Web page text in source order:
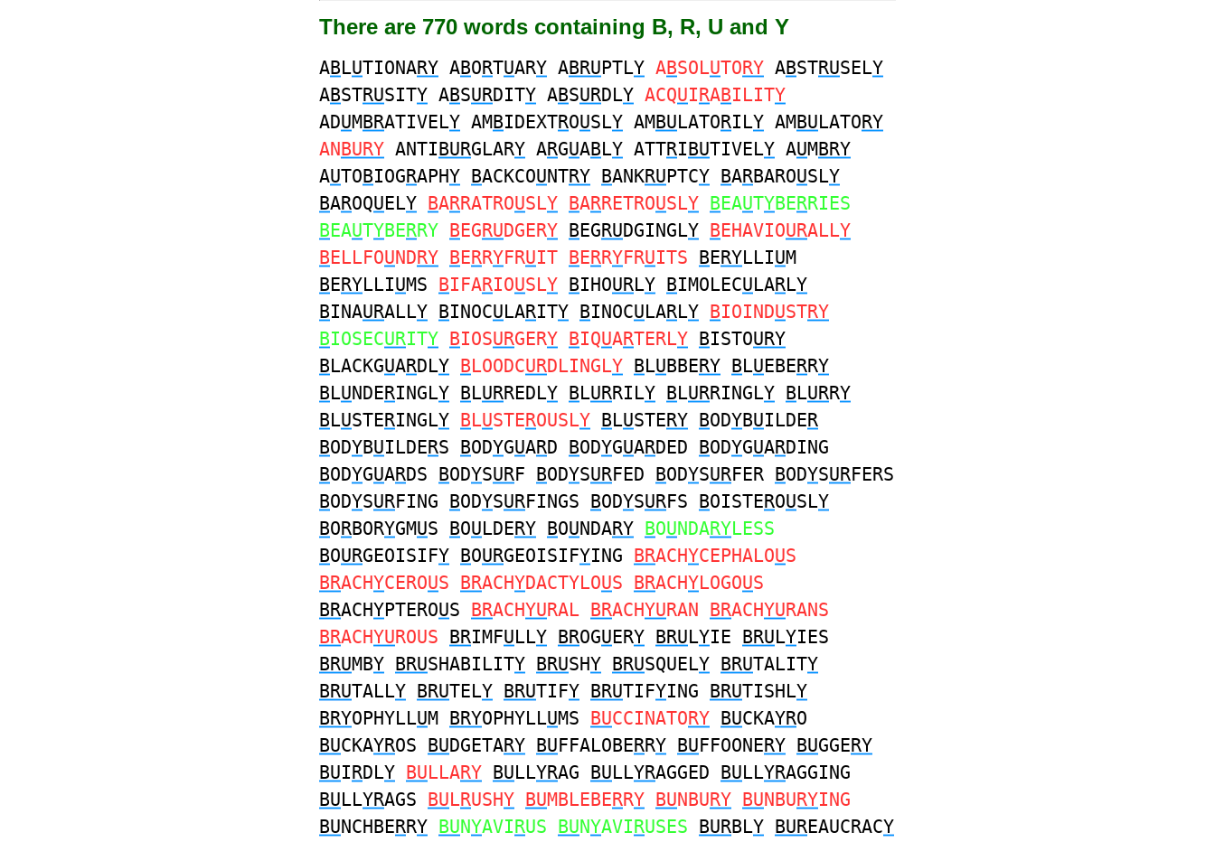
There are 770 words containing B, R, U and Y
ABLUTIONARY ABORTUARY ABRUPTLY ABSOLUTORY ABSTRUSELY
ABSTRUSITY ABSURDITY ABSURDLY ACQUIRABILITY
ADUMBRATIVELY AMBIDEXTROUSLY AMBULATORILY AMBULATORY
ANBURY ANTIBURGLARY ARGUABLY ATTRIBUTIVELY AUMBRY
AUTOBIOGRAPHY BACKCOUNTRY BANKRUPTCY BARBAROUSLY
BAROQUELY BARRATROUSLY BARRETROUSLY BEAUTYBERRIES
BEAUTYBERRY BEGRUDGERY BEGRUDGINGLY BEHAVIOURALLY
BELLFOUNDRY BERRYFRUIT BERRYFRUITS BERYLLIUM
BERYLLIUMS BIFARIOUSLY BIHOURLY BIMOLECULARLY
BINAURALLY BINOCULARITY BINOCULARLY BIOINDUSTRY
BIOSECURITY BIOSURGERY BIQUARTERLY BISTOURY
BLACKGUARDLY BLOODCURDLINGLY BLUBBERY BLUEBERRY
BLUNDERINGLY BLURREDLY BLURRILY BLURRINGLY BLURRY
BLUSTERINGLY BLUSTEROUSLY BLUSTERY BODYBUILDER
BODYBUILDERS BODYGUARD BODYGUARDED BODYGUARDING
BODYGUARDS BODYSURF BODYSURFED BODYSURFER BODYSURFERS
BODYSURFING BODYSURFINGS BODYSURFS BOISTEROUSLY
BORBORYGMUS BOULDERY BOUNDARY BOUNDARYLESS
BOURGEOISIFY BOURGEOISIFYING BRACHYCEPHALOUS
BRACHYCEROUS BRACHYDACTYLOUS BRACHYLOGOUS
BRACHYPTEROUS BRACHYURAL BRACHYURAN BRACHYURANS
BRACHYUROUS BRIMFULLY BROGUERY BRULYIE BRULYIES
BRUMBY BRUSHABILITY BRUSHY BRUSQUELY BRUTALITY
BRUTALLY BRUTELY BRUTIFY BRUTIFYING BRUTISHLY
BRYOPHYLLUM BRYOPHYLLUMS BUCCINATORY BUCKAYRO
BUCKAYROS BUDGETARY BUFFALOBERRY BUFFOONERY BUGGERY
BUIRDLY BULLARY BULLYRAG BULLYRAGGED BULLYRAGGING
BULLYRAGS BULRUSHY BUMBLEBERRY BUNBURY BUNBURYING
BUNCHBERRY BUNYAVIRUS BUNYAVIRUSES BURBLY BUREAUCRACY